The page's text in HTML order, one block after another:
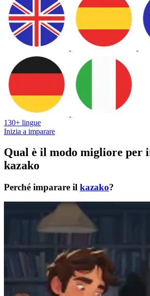
130+ lingue
Inizia a imparare
Qual è il modo migliore per
kazako
Perché imparare il kazako?